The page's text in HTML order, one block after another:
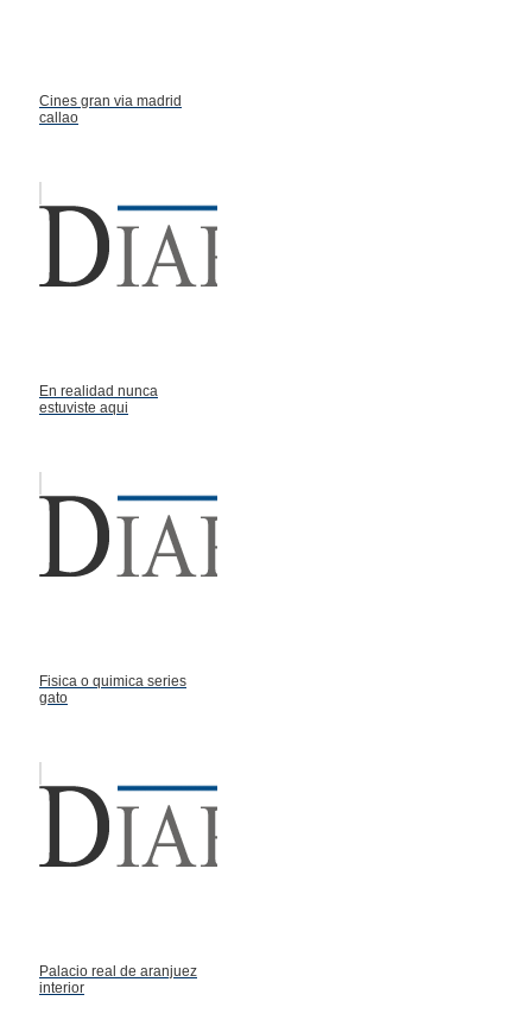
Cines gran via madrid
callao
En realidad nunca
estuviste aqui
Fisica o quimica series
gato
Palacio real de aranjuez
interior